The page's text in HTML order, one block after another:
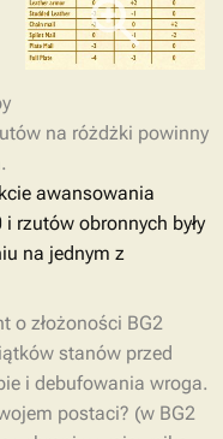
na różdżki powinny
awansowania
rzutów obronnych były
na jednym z
o złożoności BG2
stanów przed
i debufowania wroga.
postaci? (w BG2